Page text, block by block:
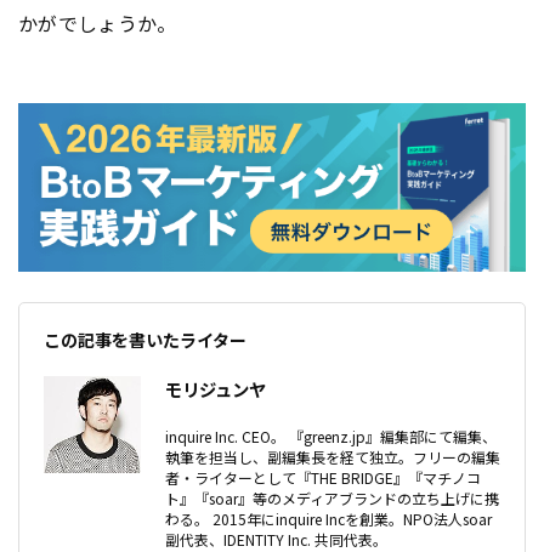
かがでしょうか。
この記事を書いたライター
モリジュンヤ
inquire Inc. CEO。 『greenz.jp』編集部にて編集、
執筆を担当し、副編集長を経て独立。フリーの編集
者・ライターとして『THE BRIDGE』『マチノコ
ト』『soar』等のメディアブランドの立ち上げに携
わる。 2015年にinquire Incを創業。NPO法人soar
副代表、IDENTITY Inc. 共同代表。